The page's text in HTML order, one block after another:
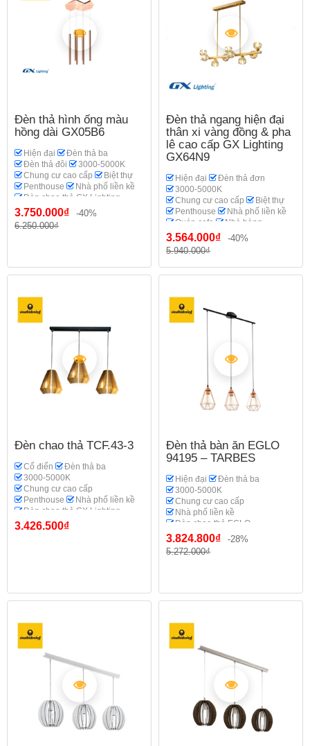
Đèn thả hình ống màu
hồng dài GX05B6
Hiện đại
Đèn thả ba
Đèn thả đôi
3000-5000K
Chung cư cao cấp
Biệt thự
Penthouse
Nhà phố liền kề
Đèn chao thả GX Lighting
3.750.000₫
-40%
6.250.000₫
Đèn thả ngang hiện đại
thân xi vàng đồng & pha
lê cao cấp GX Lighting
GX64N9
Hiện đại
Đèn thả đơn
3000-5000K
Chung cư cao cấp
Biệt thự
Penthouse
Nhà phố liền kề
Quán cafe
Nhà hàng
Đèn chao thả GX Lighting
3.564.000₫
-40%
5.940.000₫
Đèn chao thả TCF.43-3
Cổ điển
Đèn thả ba
3000-5000K
Chung cư cao cấp
Penthouse
Nhà phố liền kề
Đèn chao thả GX Lighting
3.426.500₫
Đèn thả bàn ăn EGLO
94195 – TARBES
Hiện đại
Đèn thả ba
3000-5000K
Chung cư cao cấp
Nhà phố liền kề
Đèn chao thả EGLO
3.824.800₫
-28%
5.272.000₫